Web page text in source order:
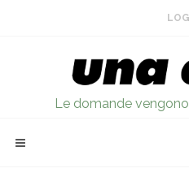
Le domande